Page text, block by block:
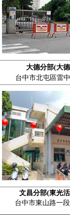
大德分部(大
台中市北屯區雷
文昌分部(東光
台中市東山路一